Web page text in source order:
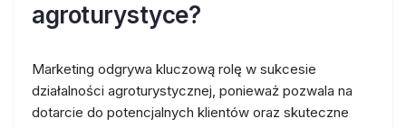
agroturystyce?
Marketing odgrywa kluczową rolę w sukcesie
działalności agroturystycznej, ponieważ pozwala na
dotarcie do potencjalnych klientów oraz skuteczne